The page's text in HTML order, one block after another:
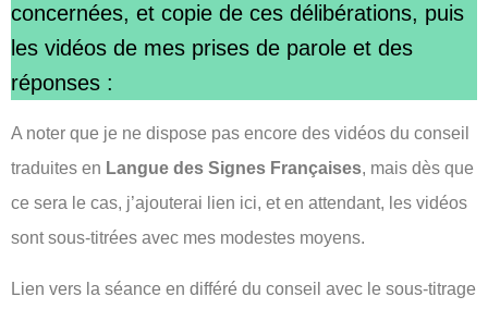
concernées, et copie de ces délibérations, puis
les vidéos de mes prises de parole et des
réponses :
A noter que je ne dispose pas encore des vidéos du conseil
traduites en Langue des Signes Françaises, mais dès que
ce sera le cas, j’ajouterai lien ici, et en attendant, les vidéos
sont sous-titrées avec mes modestes moyens.
Lien vers la séance en différé du conseil avec le sous-titrage